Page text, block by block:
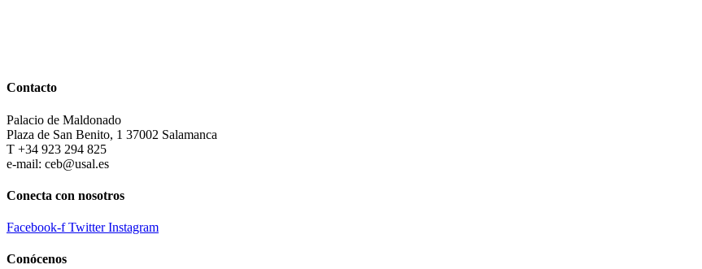
Contacto
Palacio de Maldonado
Plaza de San Benito, 1 37002 Salamanca
T +34 923 294 825
e-mail: ceb@usal.es
Conecta con nosotros
Facebook-f Twitter Instagram
Conócenos